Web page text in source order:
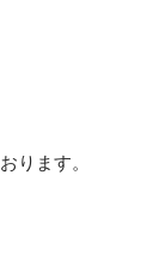
ります。